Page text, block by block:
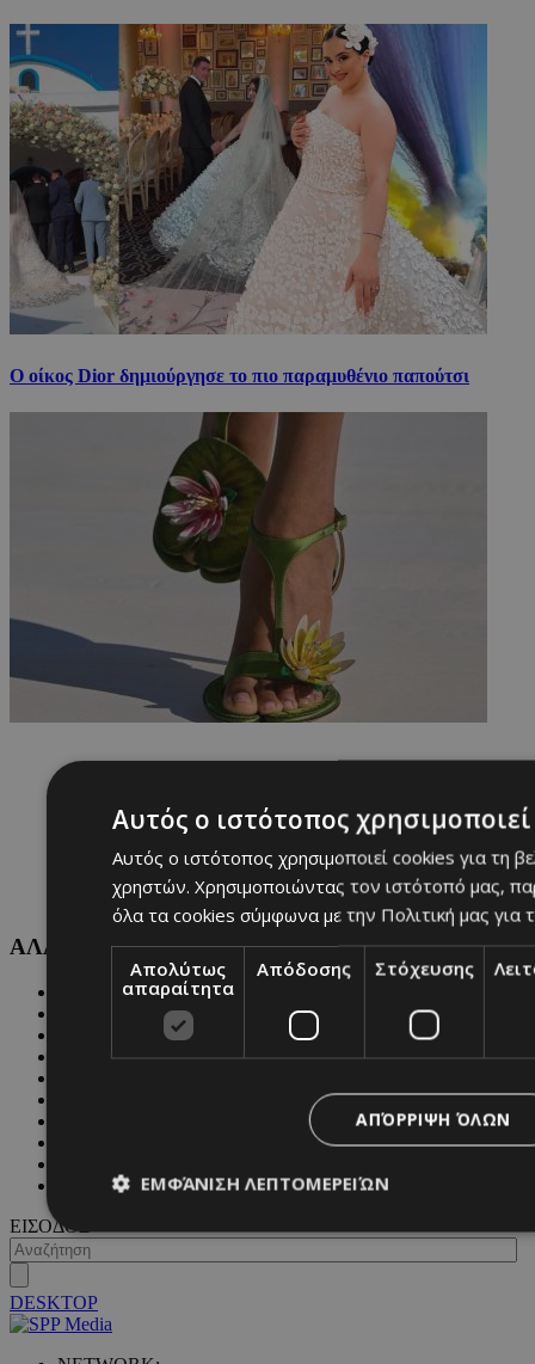
Ο οίκος Dior δημιούργησε το πιο παραμυθένιο παπούτσι
ΑΛΛΕΣ ΚΑΤΗΓΟΡΙΕΣ
FASHION
COVER STORY
ΓΕΝΙΚΕΣ ΠΛΗΡΟΦΟΡΙΕΣ
ΕΙΣΟΔΟΣ
DESKTOP
Αυτός ο ιστότοπος
Αυτός ο ιστότοπος χρησιμοποιεί cookies για τη
χρηστών. Χρησιμοποιώντας τον ιστότοπό μας,
όλα τα cookies σύμφωνα με την Πολιτική μας για
Απολύτως
απαραίτητα
Απόδοσης Στόχευσης
ΑΠΌΡΡΙΨΗ ΌΛΩΝ
ΕΜΦΆΝΙΣΗ ΛΕΠΤΟΜΕΡΕΙΏΝ